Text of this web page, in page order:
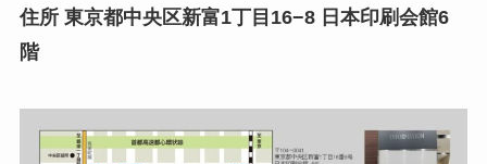
住所 東京都中央区新富1丁目16−8 日本印刷会館6
階